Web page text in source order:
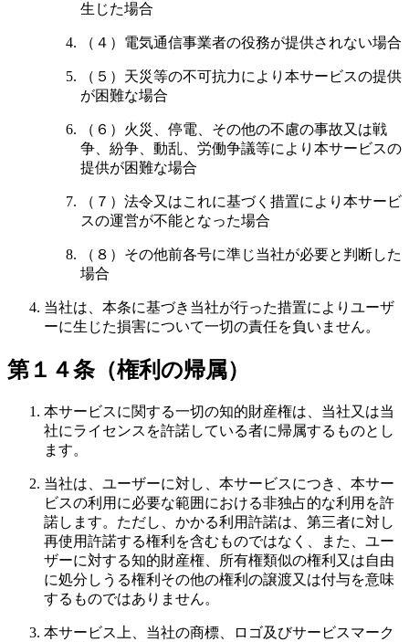
生じた場合
（４）電気通信事業者の役務が提供されない場合
（５）天災等の不可抗力により本サービスの提供
が困難な場合
（６）火災、停電、その他の不慮の事故又は戦
争、紛争、動乱、労働争議等により本サービスの
提供が困難な場合
（７）法令又はこれに基づく措置により本サービ
スの運営が不能となった場合
（８）その他前各号に準じ当社が必要と判断した
場合
当社は、本条に基づき当社が行った措置によりユーザ
ーに生じた損害について一切の責任を負いません。
第１４条（権利の帰属）
本サービスに関する一切の知的財産権は、当社又は当
社にライセンスを許諾している者に帰属するものとし
ます。
当社は、ユーザーに対し、本サービスにつき、本サー
ビスの利用に必要な範囲における非独占的な利用を許
諾します。ただし、かかる利用許諾は、第三者に対し
再使用許諾する権利を含むものではなく、また、ユー
ザーに対する知的財産権、所有権類似の権利又は自由
に処分しうる権利その他の権利の譲渡又は付与を意味
するものではありません。
本サービス上、当社の商標、ロゴ及びサービスマーク